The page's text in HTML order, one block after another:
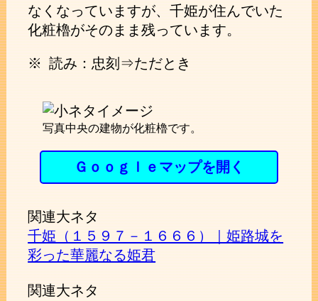
なくなっていますが、千姫が住んでいた
化粧櫓がそのまま残っています。
※ 読み：忠刻⇒ただとき
写真中央の建物が化粧櫓です。
Ｇｏｏｇｌｅマップを開く
関連大ネタ
千姫（１５９７－１６６６）｜姫路城を
彩った華麗なる姫君
関連大ネタ